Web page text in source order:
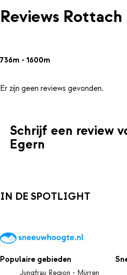
Reviews
736m - 1600m
Er zijn geen reviews gevonden.
Schrijf een review
Egern
IN DE SPOTLIGHT
Populaire gebieden
Jungfrau Region - Mürren